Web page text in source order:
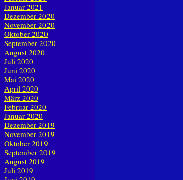
Januar 2021
Dezember 2020
November 2020
Oktober 2020
September 2020
August 2020
Juli 2020
Juni 2020
Mai 2020
April 2020
März 2020
Februar 2020
Januar 2020
Dezember 2019
November 2019
Oktober 2019
September 2019
August 2019
Juli 2019